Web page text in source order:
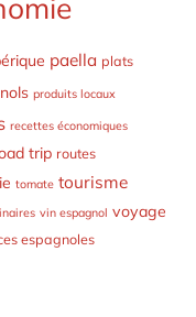
paella plats
produits locaux
recettes économiques
trip routes
tomate tourisme
vin espagnol voyage
espagnoles